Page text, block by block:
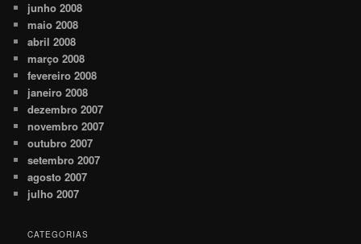
junho 2008
maio 2008
abril 2008
março 2008
fevereiro 2008
janeiro 2008
dezembro 2007
novembro 2007
outubro 2007
setembro 2007
agosto 2007
julho 2007
CATEGORIAS